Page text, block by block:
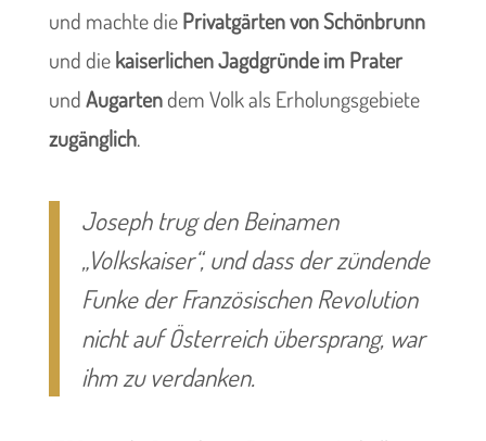
und machte diePrivatgärten von Schönbrunn
und diekaiserlichen Jagdgründe im Prater
undAugartendem Volk als Erholungsgebiete
zugänglich.
Joseph trug den Beinamen
„Volkskaiser“, und dass der zündende
Funke der Französischen Revolution
nicht auf Österreich übersprang, war
ihm zu verdanken.